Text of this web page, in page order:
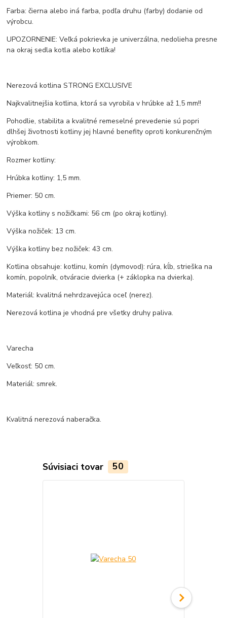
Farba: čierna alebo iná farba, podľa druhu (farby) dodanie od
výrobcu.
UPOZORNENIE: Veľká pokrievka je univerzálna, nedolieha presne
na okraj sedla kotla alebo kotlíka!
Nerezová kotlina STRONG EXCLUSIVE
Najkvalitnejšia kotlina, ktorá sa vyrobila v hrúbke až 1,5 mm!!
Pohodlie, stabilita a kvalitné remeselné prevedenie sú popri
dlhšej životnosti kotliny jej hlavné benefity oproti konkurenčným
výrobkom.
Rozmer kotliny:
Hrúbka kotliny: 1,5 mm.
Priemer: 50 cm.
Výška kotliny s nožičkami: 56 cm (po okraj kotliny).
Výška nožiček: 13 cm.
Výška kotliny bez nožiček: 43 cm.
Kotlina obsahuje: kotlinu, komín (dymovod): rúra, kĺb, strieška na
komín, popolník, otváracie dvierka (+ záklopka na dvierka).
Materiál: kvalitná nehrdzavejúca oceľ (nerez).
Nerezová kotlina je vhodná pre všetky druhy paliva.
Varecha
Veľkosť: 50 cm.
Materiál: smrek.
Kvalitná nerezová naberačka.
Súvisiaci tovar 50